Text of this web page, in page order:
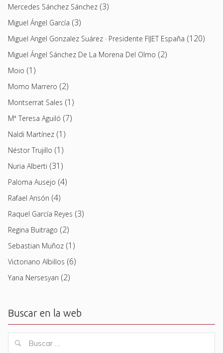
Mercedes Sánchez Sánchez (3)
Miguel Ángel García (3)
Miguel Angel Gonzalez Suárez · Presidente FIJET España (120)
Miguel Ángel Sánchez De La Morena Del Olmo (2)
Moio (1)
Momo Marrero (2)
Montserrat Sales (1)
Mª Teresa Aguiló (7)
Naldi Martínez (1)
Néstor Trujillo (1)
Nuria Alberti (31)
Paloma Ausejo (4)
Rafael Ansón (4)
Raquel García Reyes (3)
Regina Buitrago (2)
Sebastian Muñoz (1)
Victoriano Albillos (6)
Yana Nersesyan (2)
Buscar en la web
for:
Buscar